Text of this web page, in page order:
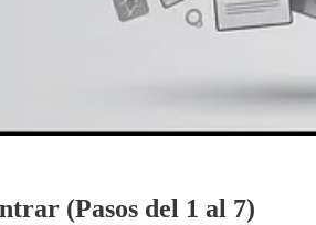
(Pasos del 1 al 7)